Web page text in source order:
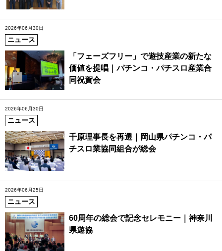
2026年06月30日
ニュース
「フェーズフリー」で遊技産業の新たな
価値を提唱｜パチンコ・パチスロ産業合
同祝賀会
2026年06月30日
ニュース
千原理事長を再選｜岡山県パチンコ・パ
チスロ業協同組合が総会
2026年06月25日
ニュース
60周年の総会で記念セレモニー｜神奈川
県遊協